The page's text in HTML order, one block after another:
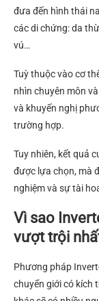
đưa đến hình thái
các di chứng: da
vú…
Tuỳ thuộc vào cơ
nhìn chuyên môn
và khuyến nghị
trường hợp.
Tuy nhiên, kết quả
được lựa chọn, mà
nghiệm và sự tài
Vì sao
vượt trội
Phương pháp
chuyển giới có kích